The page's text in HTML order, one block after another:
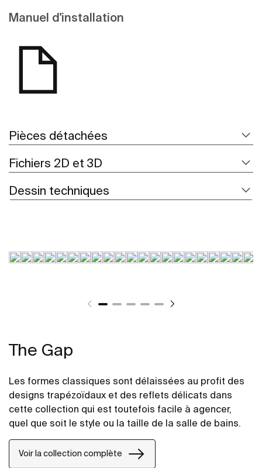
Manuel d'installation
Pièces détachées
Fichiers 2D et 3D
Dessin techniques
The Gap
Les formes classiques sont délaissées au profit des
designs trapézoïdaux et des reflets délicats dans
cette collection qui est toutefois facile à agencer,
quel que soit le style ou la taille de la salle de bains.
Voir la collection complète